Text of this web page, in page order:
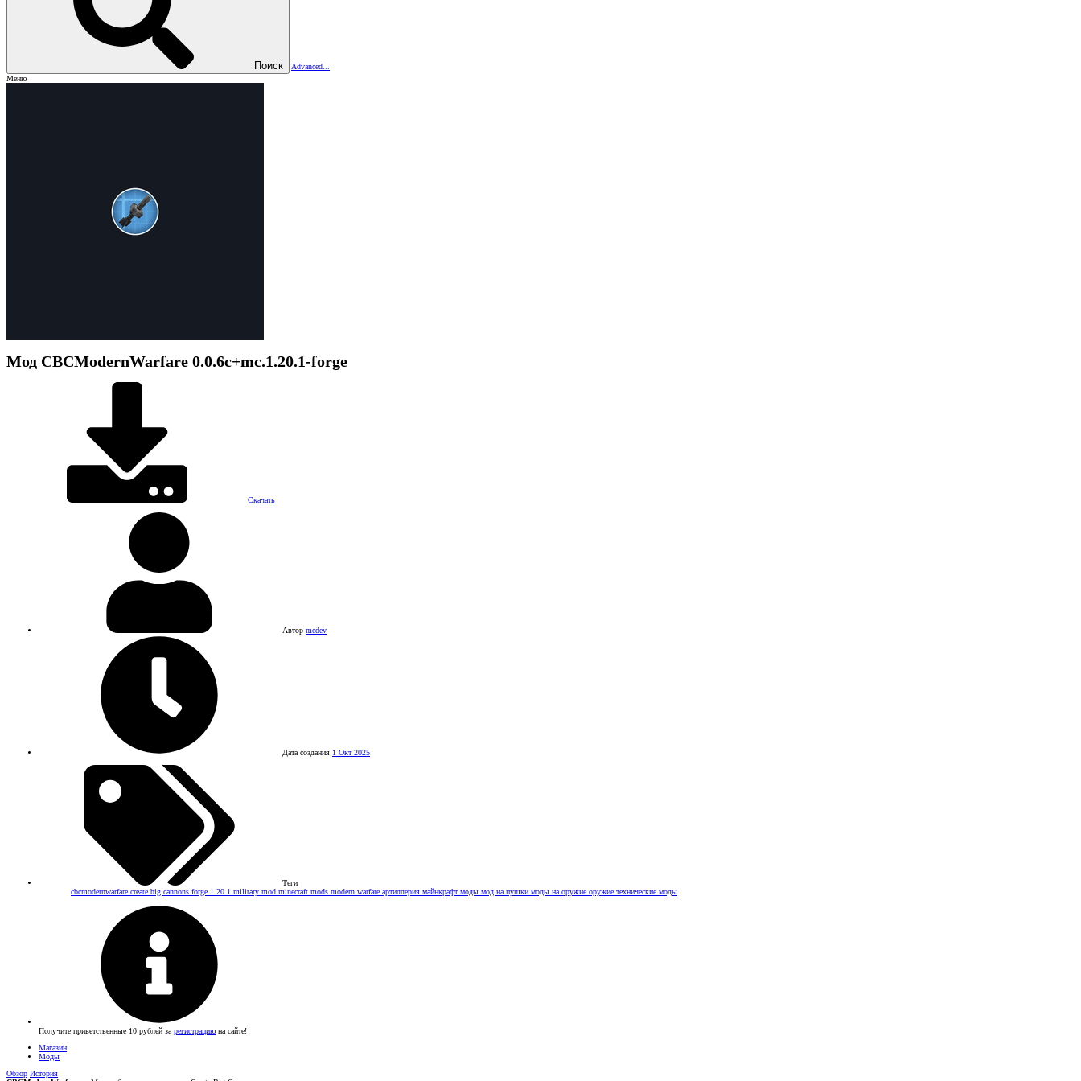
Поиск
Advanced...
Меню
Мод CBCModernWarfare 0.0.6c+mc.1.20.1-forge
Скачать
Автор mcdev
Дата создания 1 Окт 2025
Теги
cbcmodernwarfare create big cannons forge 1.20.1 military mod minecraft mods modern warfare артиллерия майнкрафт моды мод на пушки моды на оружие оружие технические моды
Получите приветственные 10 рублей за регистрацию на сайте!
Магазин
Моды
Обзор История